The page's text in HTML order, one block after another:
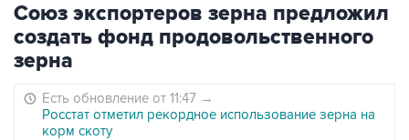
Союз экспортеров зерна предложил
создать фонд продовольственного
зерна
Есть обновление от 11:47 →
Росстат отметил рекордное использование зерна на
корм скоту